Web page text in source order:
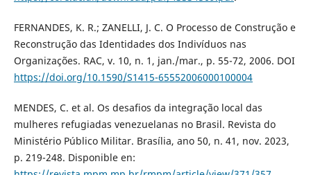
FERNANDES, K. R.; ZANELLI, J. C. O Processo de Construção e
Reconstrução das Identidades dos Indivíduos nas
Organizações. RAC, v. 10, n. 1, jan./mar., p. 55-72, 2006. DOI
https://doi.org/10.1590/S1415-65552006000100004
MENDES, C. et al. Os desafios da integração local das
mulheres refugiadas venezuelanas no Brasil. Revista do
Ministério Público Militar. Brasília, ano 50, n. 41, nov. 2023,
p. 219-248. Disponible en: